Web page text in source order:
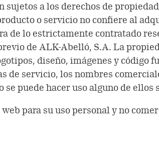
sujetos a los derechos de
o servicio no confiere al
lo estrictamente contratado
de ALK-Abelló, S.A. La
diseño, imágenes y código
de servicio, los nombres
puede hacer uso alguno de
para su uso personal y no